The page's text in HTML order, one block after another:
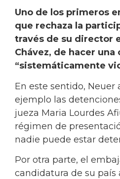
Uno de los primeros
que rechaza la
través de su director
Chávez, de hacer
“sistemáticamente
En este sentido, Neuer
ejemplo las
jueza Maria Lourdes
régimen de
nadie puede estar
Por otra parte, el
candidatura de su país